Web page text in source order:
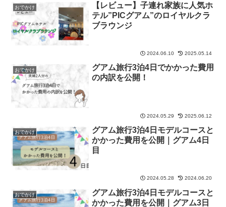
おでかけ
【レビュー】子連れ家族に人気ホ
テル”PICグアム”のロイヤルクラ
ブラウンジ
2024.06.10 2025.05.14
おでかけ
グアム旅行3泊4日でかかった費用
の内訳を公開！
2024.05.29 2025.06.12
おでかけ
グアム旅行3泊4日モデルコースと
かかった費用を公開｜グアム4日
目
2024.05.28 2024.06.20
おでかけ
グアム旅行3泊4日モデルコースと
かかった費用を公開｜グアム3日